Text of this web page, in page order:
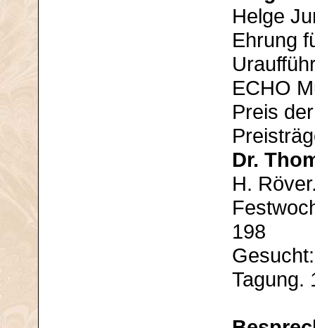
Helge
Ehrung
ECHO
Preis
Dr.
H.
198
Tagung.